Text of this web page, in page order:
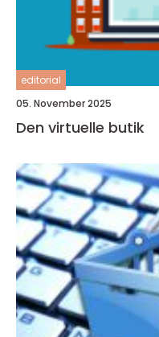
editorial
05. November 2025
Den virtuelle butik